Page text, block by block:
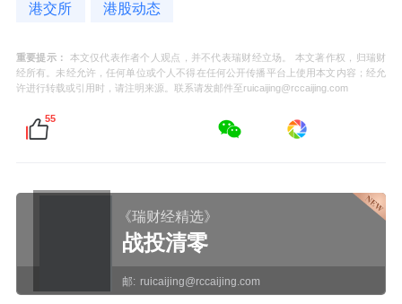
港交所 港股动态
重要提示：
本文仅代表作者个人观点，并不代表瑞财经立场。 本文著作权，归瑞财
经所有。未经允许，任何单位或个人不得在任何公开传播平台上使用本文内容；经允
许进行转载或引用时，请注明来源。联系请发邮件至ruicaijing@rccaijing.com
55
《瑞财经精选》
战投清零
邮: ruicaijing@rccaijing.com